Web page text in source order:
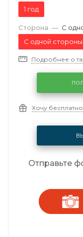
1 год
Сторона — С
С одной стороны
Подробнее о
Хочу
Отправьте